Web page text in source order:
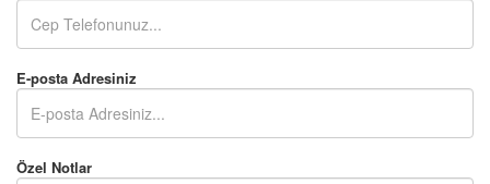
E-posta Adresiniz
Özel Notlar